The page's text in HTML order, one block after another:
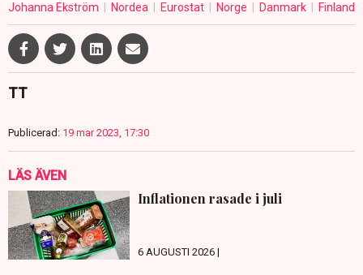
Johanna Ekström
Nordea Eurostat Norge Danmark Finland
TT
Publicerad: 19 mar 2023, 17:30
LÄS ÄVEN
Inflationen rasade i juli
6 AUGUSTI 2026 |